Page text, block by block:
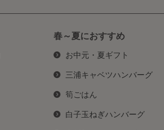
春～夏におすすめ
お中元・夏ギフト
三浦キャベツハンバーグ
筍ごはん
白子玉ねぎハンバーグ